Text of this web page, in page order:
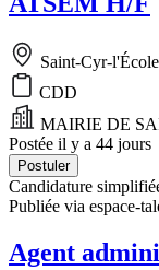
Saint-Cyr-l'École
CDD
MAIRIE DE
Postée il y a 44 jours
Postuler
Candidature
Publiée via espace-
Agent